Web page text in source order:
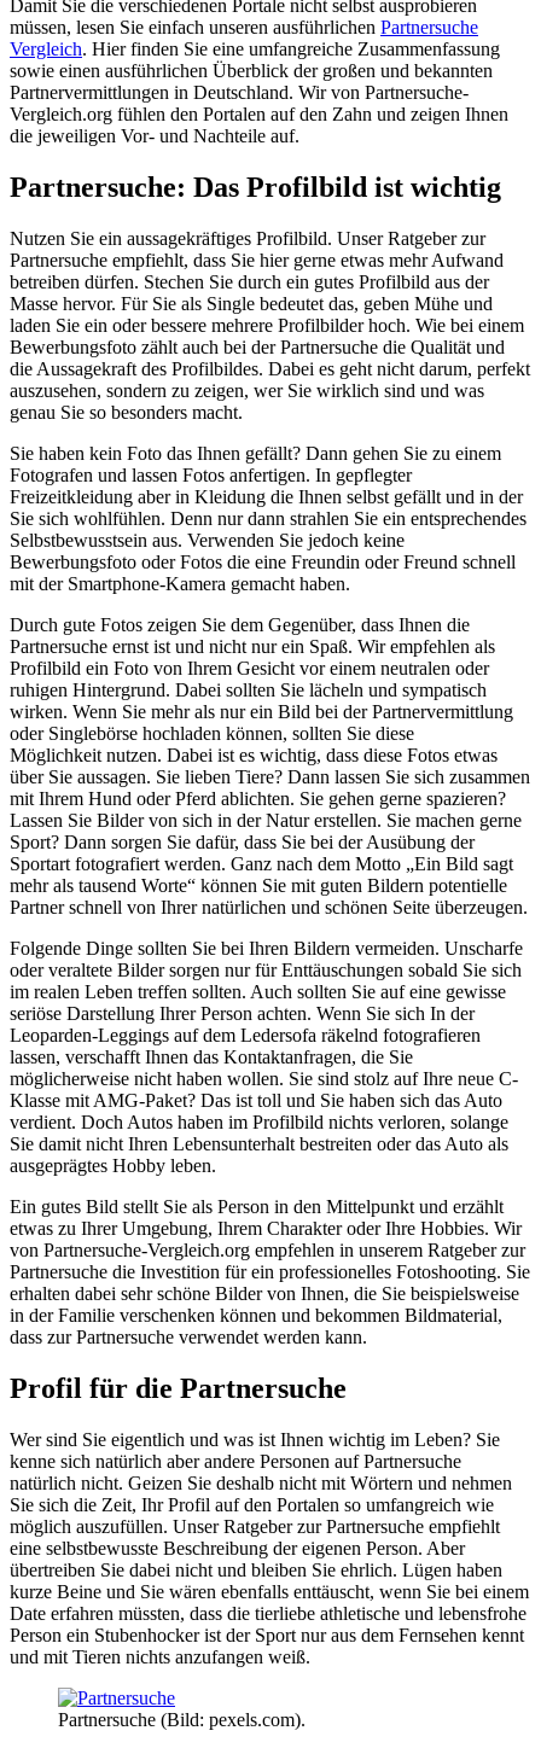
Damit Sie die verschiedenen Portale nicht selbst ausprobieren
müssen, lesen Sie einfach unseren ausführlichen Partnersuche
Vergleich. Hier finden Sie eine umfangreiche Zusammenfassung
sowie einen ausführlichen Überblick der großen und bekannten
Partnervermittlungen in Deutschland. Wir von Partnersuche-
Vergleich.org fühlen den Portalen auf den Zahn und zeigen Ihnen
die jeweiligen Vor- und Nachteile auf.
Partnersuche: Das Profilbild ist wichtig
Nutzen Sie ein aussagekräftiges Profilbild. Unser Ratgeber zur
Partnersuche empfiehlt, dass Sie hier gerne etwas mehr Aufwand
betreiben dürfen. Stechen Sie durch ein gutes Profilbild aus der
Masse hervor. Für Sie als Single bedeutet das, geben Mühe und
laden Sie ein oder bessere mehrere Profilbilder hoch. Wie bei einem
Bewerbungsfoto zählt auch bei der Partnersuche die Qualität und
die Aussagekraft des Profilbildes. Dabei es geht nicht darum, perfekt
auszusehen, sondern zu zeigen, wer Sie wirklich sind und was
genau Sie so besonders macht.
Sie haben kein Foto das Ihnen gefällt? Dann gehen Sie zu einem
Fotografen und lassen Fotos anfertigen. In gepflegter
Freizeitkleidung aber in Kleidung die Ihnen selbst gefällt und in der
Sie sich wohlfühlen. Denn nur dann strahlen Sie ein entsprechendes
Selbstbewusstsein aus. Verwenden Sie jedoch keine
Bewerbungsfoto oder Fotos die eine Freundin oder Freund schnell
mit der Smartphone-Kamera gemacht haben.
Durch gute Fotos zeigen Sie dem Gegenüber, dass Ihnen die
Partnersuche ernst ist und nicht nur ein Spaß. Wir empfehlen als
Profilbild ein Foto von Ihrem Gesicht vor einem neutralen oder
ruhigen Hintergrund. Dabei sollten Sie lächeln und sympatisch
wirken. Wenn Sie mehr als nur ein Bild bei der Partnervermittlung
oder Singlebörse hochladen können, sollten Sie diese
Möglichkeit nutzen. Dabei ist es wichtig, dass diese Fotos etwas
über Sie aussagen. Sie lieben Tiere? Dann lassen Sie sich zusammen
mit Ihrem Hund oder Pferd ablichten. Sie gehen gerne spazieren?
Lassen Sie Bilder von sich in der Natur erstellen. Sie machen gerne
Sport? Dann sorgen Sie dafür, dass Sie bei der Ausübung der
Sportart fotografiert werden. Ganz nach dem Motto „Ein Bild sagt
mehr als tausend Worte“ können Sie mit guten Bildern potentielle
Partner schnell von Ihrer natürlichen und schönen Seite überzeugen.
Folgende Dinge sollten Sie bei Ihren Bildern vermeiden. Unscharfe
oder veraltete Bilder sorgen nur für Enttäuschungen sobald Sie sich
im realen Leben treffen sollten. Auch sollten Sie auf eine gewisse
seriöse Darstellung Ihrer Person achten. Wenn Sie sich In der
Leoparden-Leggings auf dem Ledersofa räkelnd fotografieren
lassen, verschafft Ihnen das Kontaktanfragen, die Sie
möglicherweise nicht haben wollen. Sie sind stolz auf Ihre neue C-
Klasse mit AMG-Paket? Das ist toll und Sie haben sich das Auto
verdient. Doch Autos haben im Profilbild nichts verloren, solange
Sie damit nicht Ihren Lebensunterhalt bestreiten oder das Auto als
ausgeprägtes Hobby leben.
Ein gutes Bild stellt Sie als Person in den Mittelpunkt und erzählt
etwas zu Ihrer Umgebung, Ihrem Charakter oder Ihre Hobbies. Wir
von Partnersuche-Vergleich.org empfehlen in unserem Ratgeber zur
Partnersuche die Investition für ein professionelles Fotoshooting. Sie
erhalten dabei sehr schöne Bilder von Ihnen, die Sie beispielsweise
in der Familie verschenken können und bekommen Bildmaterial,
dass zur Partnersuche verwendet werden kann.
Profil für die Partnersuche
Wer sind Sie eigentlich und was ist Ihnen wichtig im Leben? Sie
kenne sich natürlich aber andere Personen auf Partnersuche
natürlich nicht. Geizen Sie deshalb nicht mit Wörtern und nehmen
Sie sich die Zeit, Ihr Profil auf den Portalen so umfangreich wie
möglich auszufüllen. Unser Ratgeber zur Partnersuche empfiehlt
eine selbstbewusste Beschreibung der eigenen Person. Aber
übertreiben Sie dabei nicht und bleiben Sie ehrlich. Lügen haben
kurze Beine und Sie wären ebenfalls enttäuscht, wenn Sie bei einem
Date erfahren müssten, dass die tierliebe athletische und lebensfrohe
Person ein Stubenhocker ist der Sport nur aus dem Fernsehen kennt
und mit Tieren nichts anzufangen weiß.
Partnersuche (Bild: pexels.com).